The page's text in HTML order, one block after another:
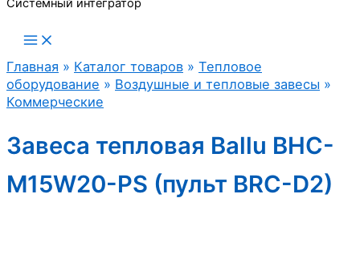
Главная » Каталог товаров » Тепловое
оборудование » Воздушные и тепловые завесы »
Коммерческие
Завеса тепловая Ballu BHC-
M15W20-PS (пульт BRC-D2)